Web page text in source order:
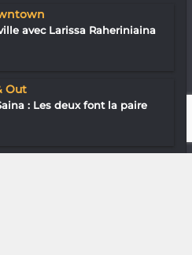
avec Larissa Raheriniaina
Out
: Les deux font la paire